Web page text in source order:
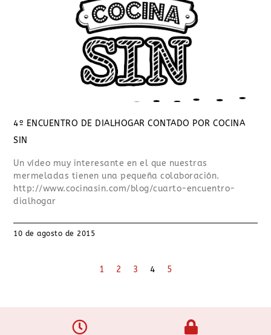
4º ENCUENTRO DE DIALHOGAR CONTADO POR COCINA
SIN
Un vídeo muy interesante en el que nuestras
mermeladas tienen una pequeña colaboración.
http://www.cocinasin.com/blog/cuarto-encuentro-
dialhogar
10 de agosto de 2015
1 2 3 4 5